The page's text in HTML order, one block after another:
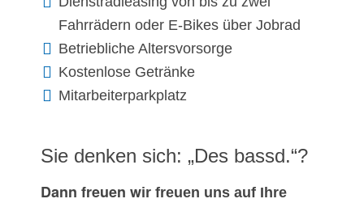
Fahrrädern oder E-Bikes über Jobrad
Betriebliche Altersvorsorge
Kostenlose Getränke
Mitarbeiterparkplatz
Sie denken sich: „Des bassd.“?
Dann freuen wir freuen uns auf Ihre